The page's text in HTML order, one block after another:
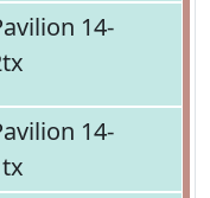
14-
14-